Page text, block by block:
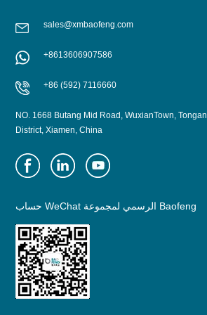
sales@xmbaofeng.com
+8613606907586
+86 (592) 7116660
NO. 1668 Butang Mid Road, WuxianTown, Tongan
District, Xiamen, China
حساب WeChat الرسمي لمجموعة Baofeng